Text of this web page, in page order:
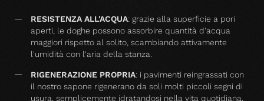
RESISTENZA ALL'ACQUA: grazie alla superficie a pori
aperti, le doghe possono assorbire quantità d'acqua
maggiori rispetto al solito, scambiando attivamente
l'umidità con l'aria della stanza.
RIGENERAZIONE PROPRIA: i pavimenti reingrassati con
il nostro sapone rigenerano da soli molti piccoli segni di
usura, semplicemente idratandosi nella vita quotidiana.